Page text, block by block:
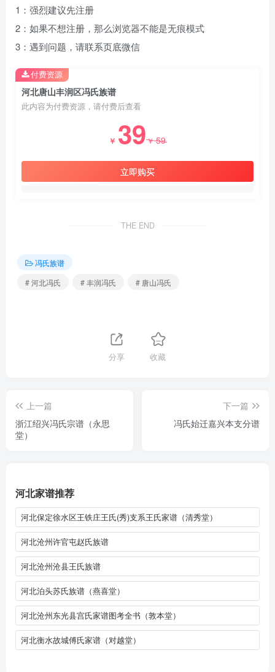
1：强烈建议先注册
2：如果不想注册，那么浏览器不能是无痕模式
3：遇到问题，请联系页底微信
河北唐山丰润区冯氏族谱
此内容为付费资源，请付费后查看
￥ 39￥59
立即购买
付费资源
THE END
冯氏族谱
# 河北冯氏
# 丰润冯氏 # 唐山冯氏
分享 收藏
上一篇
浙江绍兴冯氏宗谱（永思
堂）
下一篇
冯氏始迁嘉兴本支分谱
河北家谱推荐
河北保定徐水区王铁庄王氏(秀)支系王氏家谱（清秀堂）
河北沧州许官屯赵氏族谱
河北沧州沧县王氏族谱
河北泊头苏氏族谱（燕喜堂）
河北沧州东光县宫氏家谱图考全书（敦本堂）
河北衡水故城傅氏家谱（对越堂）